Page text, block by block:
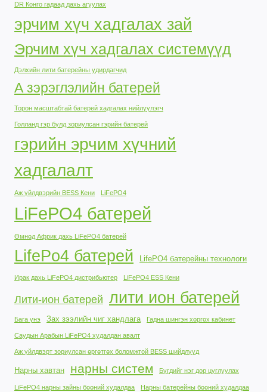
DR Конго гадаад дахь агуулах
эрчим хүч хадгалах зай
Эрчим хүч хадгалах системүүд
Дэлхийн лити батерейны удирдагчид
А зэрэглэлийн батерей
Торон масштабтай батерей хадгалах нийлүүлэгч
Голланд гэр бүлд зориулсан гэрийн батерей
гэрийн эрчим хүчний
хадгалалт
Аж үйлдвэрийн BESS Кени LiFePO4
LiFePO4 батерей
Өмнөд Африк дахь LiFePO4 батерей
LifePo4 батерей LifePO4 батерейны технологи
Ирак дахь LiFePO4 дистрибьютер LiFePO4 ESS Кени
Лити-ион батерей лити ион батерей
Бага үнэ Зах зээлийн чиг хандлага Гадна шингэн хөргөх кабинет
Саудын Арабын LiFePO4 худалдан авалт
Аж үйлдвэрт зориулсан өргөтгөх боломжтой BESS шийдлүүд
Нарны хавтан нарны систем Бүгдийг нэг дор цуглуулах
LiFePO4 нарны зайны бөөний худалдаа Нарны батерейны бөөний худалдаа